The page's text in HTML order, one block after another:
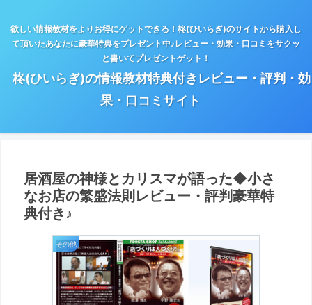
欲しい情報教材をよりお得にゲットできる！柊(ひいらぎ)のサイトから購入し
て頂いたあなたに豪華特典をプレゼント中♪レビュー・効果・口コミをサクッ
と書いてプレゼントゲット！
柊(ひいらぎ)の情報教材特典付きレビュー・評判・効
果・口コミサイト
居酒屋の神様とカリスマが語った◆小さ
なお店の繁盛法則レビュー・評判豪華特
典付き♪
その他